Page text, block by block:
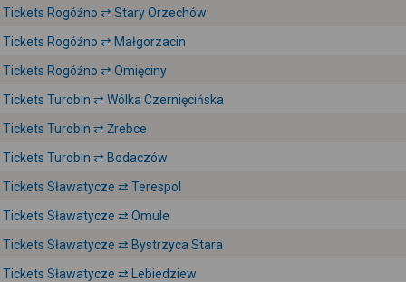
Tickets Rogóźno ⇄ Stary Orzechów
Tickets Rogóźno ⇄ Małgorzacin
Tickets Rogóźno ⇄ Omięciny
Tickets Turobin ⇄ Wólka Czernięcińska
Tickets Turobin ⇄ Źrebce
Tickets Turobin ⇄ Bodaczów
Tickets Sławatycze ⇄ Terespol
Tickets Sławatycze ⇄ Omule
Tickets Sławatycze ⇄ Bystrzyca Stara
Tickets Sławatycze ⇄ Lebiedziew